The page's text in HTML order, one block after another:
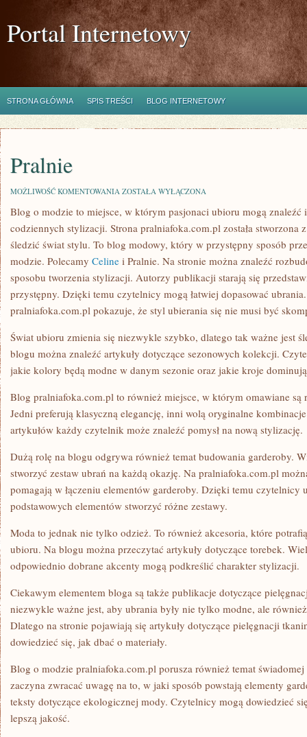
Portal Internetowy
STRONA GŁÓWNA SPIS TREŚCI BLOG INTERNETOWY
Pralnie
MOŻLIWOŚĆ KOMENTOWANIA PRALNIE
ZOSTAŁA WYŁĄCZONA
Blog o modzie to miejsce, w którym pasjonaci ubioru mogą znaleźć
codziennych stylizacji. Strona pralniafoka.com.pl została stworzona
śledzić świat stylu. To blog modowy, który w przystępny sposób
modzie. Polecamy Celine i Pralnie. Na stronie można znaleźć
sposobu tworzenia stylizacji. Autorzy publikacji starają się
przystępny. Dzięki temu czytelnicy mogą łatwiej dopasować
pralniafoka.com.pl pokazuje, że styl ubierania się nie musi być
Świat ubioru zmienia się niezwykle szybko, dlatego tak ważne jest
blogu można znaleźć artykuły dotyczące sezonowych kolekcji.
jakie kolory będą modne w danym sezonie oraz jakie kroje
Blog pralniafoka.com.pl to również miejsce, w którym omawiane są
Jedni preferują klasyczną elegancję, inni wolą oryginalne
artykułów każdy czytelnik może znaleźć pomysł na nową stylizację.
Dużą rolę na blogu odgrywa również temat budowania garderoby.
stworzyć zestaw ubrań na każdą okazję. Na pralniafoka.com.pl
pomagają w łączeniu elementów garderoby. Dzięki temu czytelnicy
podstawowych elementów stworzyć różne zestawy.
Moda to jednak nie tylko odzież. To również akcesoria, które
ubioru. Na blogu można przeczytać artykuły dotyczące torebek.
odpowiednio dobrane akcenty mogą podkreślić charakter stylizacji.
Ciekawym elementem bloga są także publikacje dotyczące
niezwykle ważne jest, aby ubrania były nie tylko modne, ale
Dlatego na stronie pojawiają się artykuły dotyczące pielęgnacji
dowiedzieć się, jak dbać o materiały.
Blog o modzie pralniafoka.com.pl porusza również temat
zaczyna zwracać uwagę na to, w jaki sposób powstają elementy
teksty dotyczące ekologicznej mody. Czytelnicy mogą dowiedzieć
lepszą jakość.